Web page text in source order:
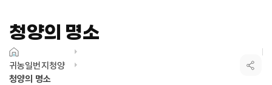
청양의 명소
귀농일번지청양
청양의 명소